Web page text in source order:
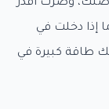
وصرت أقدر
إذا دخلت في
طاقة كبيرة في